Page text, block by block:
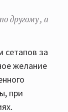
другому , а
сетапов за
желание
при